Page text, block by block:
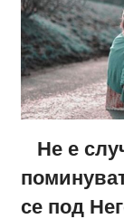
Не е
се под